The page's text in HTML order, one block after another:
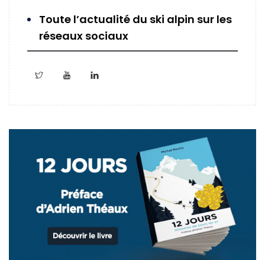
Toute l’actualité du ski alpin sur les
réseaux sociaux